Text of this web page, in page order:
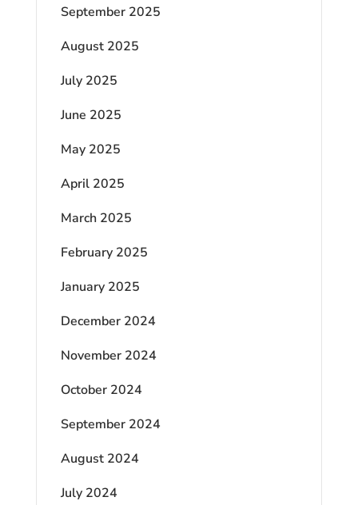
September 2025
August 2025
July 2025
June 2025
May 2025
April 2025
March 2025
February 2025
January 2025
December 2024
November 2024
October 2024
September 2024
August 2024
July 2024